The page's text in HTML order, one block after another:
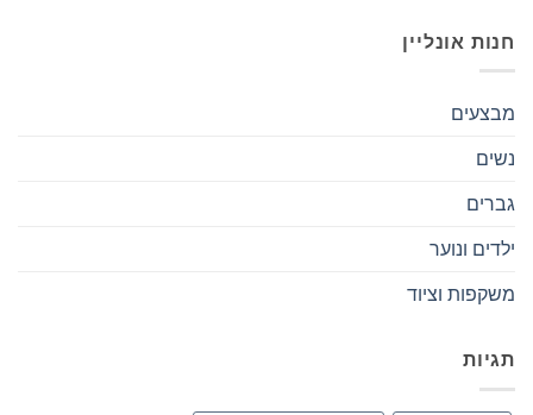
חנות אונליין
מבצעים
נשים
גברים
ילדים ונוער
משקפות וציוד
תגיות